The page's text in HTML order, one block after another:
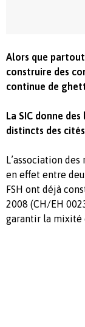
Alors que partout
construire des
continue de
La SIC donne
distincts des
L’association
en effet entre
FSH ont déjà
2008 (CH/EH
garantir la mixité